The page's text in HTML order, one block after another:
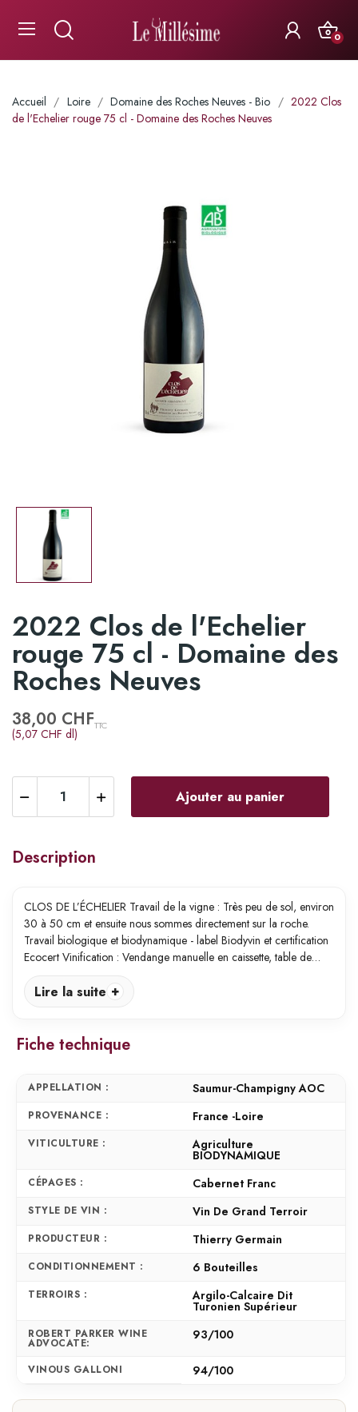
0
Accueil Loire Domaine des Roches Neuves - Bio
2022 Clos
de l'Echelier rouge 75 cl - Domaine des Roches Neuves
2022 Clos de l'Echelier
rouge 75 cl - Domaine des
Roches Neuves
38,00 CHF
(5,07 CHF dl)
TTC
Ajouter au panier
Description
CLOS DE L’ÉCHELIER Travail de la vigne : Très peu de sol, environ
30 à 50 cm et ensuite nous sommes directement sur la roche.
Travail biologique et biodynamique - label Biodyvin et certification
Ecocert Vinification : Vendange manuelle en caissette, table de…
Lire la suite
Fiche technique
APPELLATION : Saumur-Champigny AOC
PROVENANCE : France -Loire
VITICULTURE : Agriculture
BIODYNAMIQUE
CÉPAGES : Cabernet Franc
STYLE DE VIN : Vin De Grand Terroir
PRODUCTEUR : Thierry Germain
CONDITIONNEMENT : 6 Bouteilles
TERROIRS : Argilo-Calcaire Dit
Turonien Supérieur
ROBERT PARKER WINE
ADVOCATE:
93/100
VINOUS GALLONI 94/100